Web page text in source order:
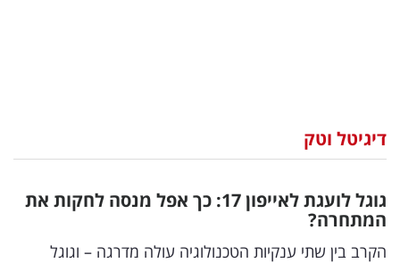
וצרכנות
דיגיטל
וטק
דיגיטל וטק
גוגל לועגת לאייפון 17: כך אפל מנסה לחקות את
המתחרה?
הקרב בין שתי ענקיות הטכנולוגיה עולה מדרגה – וגוגל